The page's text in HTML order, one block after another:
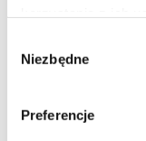
zgody
Niezbędne
Preferencje
Giulietta
Francja/Włochy
prawdziwego uczucia.
kobieta decyduje się
Oscary 1958: